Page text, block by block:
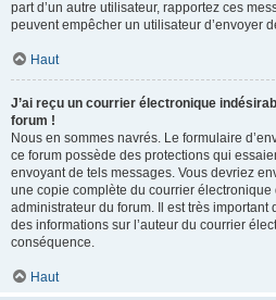
part d’un autre utilisateur, rapportez ces
peuvent empêcher un utilisateur d’envoyer
Haut
J’ai reçu un courrier électronique
forum !
Nous en sommes navrés. Le formulaire
ce forum possède des protections qui
envoyant de tels messages. Vous devriez
une copie complète du courrier électronique
administrateur du forum. Il est très important
des informations sur l’auteur du courrier
conséquence.
Haut